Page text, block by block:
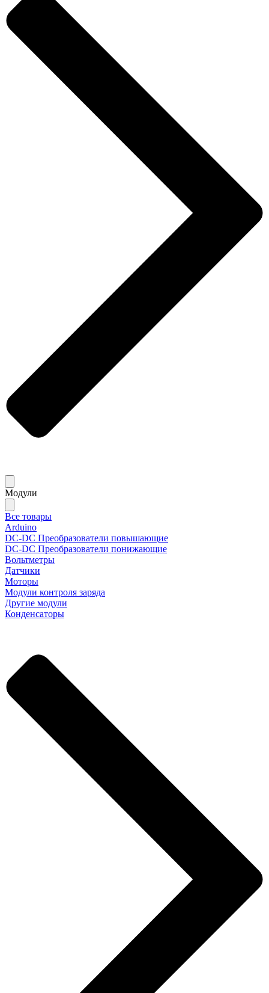
Модули
Все товары
Arduino
DC-DC Преобразователи повышающие
DC-DC Преобразователи понижающие
Вольтметры
Датчики
Моторы
Модули контроля заряда
Другие модули
Конденсаторы